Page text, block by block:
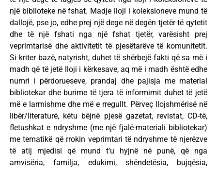
një biblioteke në fshat. Madje lloji i koleksioneve mund të
dallojë, pse jo, edhe prej një dege në degën tjetër të qytetit
dhe të një fshati nga një fshat tjetër, varësisht prej
veprimtarisë dhe aktivitetit të pjesëtarëve të komunitetit.
Si kriter bazë, natyrisht, duhet të shërbejë fakti që sa më i
madh që të jetë lloji i kërkesave, aq më i madh është edhe
numri i përdorueseve, prandaj dhe pajisja me material
bibliotekar dhe burime të tjera të informimit duhet të jetë
më e larmishme dhe më e rregullt. Përveç llojshmërisë në
libër/literaturë, këtu bëjnë pjesë gazetat, revistat, CD-të,
fletushkat e ndryshme (me një fjalë-materiali bibliotekar)
me tematikë që rrokin veprimtari të ndryshme të njerëzve
të atij mjedisi që mund t’u hyjnë në punë, që nga
amvisëria, familja, edukimi, shëndetësia, bujqësia,